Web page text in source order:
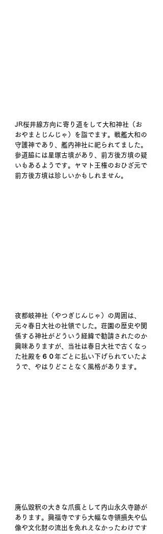
JR桜井線方向に寄り道をして大和神社（お
おやまとじんじゃ）を詣でます。戦艦大和の
守護神であり、艦内神社に祀られてました。
参道脇には星塚古墳があり、前方後方墳の疑
いもあるようです。ヤマト王権のおひざ元で
前方後方墳は珍しいかもしれません。
夜都岐神社（やつぎじんじゃ）の周囲は、
元々春日大社の社領でした。荘園の歴史や関
係する神社がどういう経緯で勧請されたのか
興味ありますが、当社は春日大社で古くなっ
た社殿を６０年ごとに払い下げられていたよ
うで、やはりどことなく風格があります。
廃仏毀釈の大きな爪痕として内山永久寺跡が
あります。興福寺ですら大幅な寺領損失や仏
像や文化財の流出を免れえなかったわけです